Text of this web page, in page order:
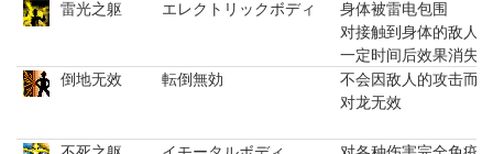
雷光之躯
エレクトリックボディ
身体被雷电包围
对接触到身体的敌人
一定时间后效果消失
倒地无效
転倒無効
不会因敌人的攻击而
对龙无效